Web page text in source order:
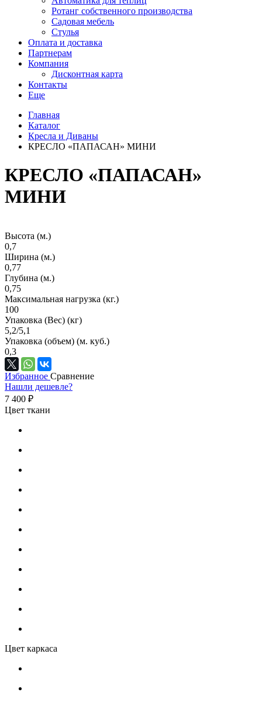
Ротанг собственного производства
Садовая мебель
Стулья
Оплата и доставка
Партнерам
Компания
Дисконтная карта
Контакты
Еще
Главная
Каталог
Кресла и Диваны
КРЕСЛО «ПАПАСАН» МИНИ
КРЕСЛО «ПАПАСАН»
МИНИ
Высота (м.)
0,7
Ширина (м.)
0,77
Глубина (м.)
0,75
Максимальная нагрузка (кг.)
100
Упаковка (Вес) (кг)
5,2/5,1
Упаковка (объем) (м. куб.)
0,3
Избранное Сравнение
Нашли дешевле?
7 400 ₽
Цвет ткани
Цвет каркаса